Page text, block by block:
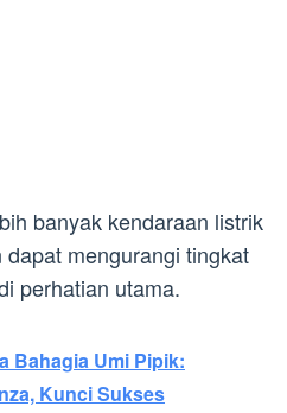
banyak kendaraan listrik
mengurangi tingkat
perhatian utama.
Bahagia Umi Pipik:
Kunci Sukses